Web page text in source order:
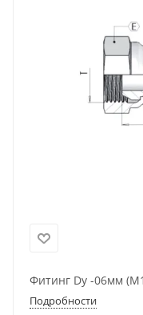
Фитинг Dу -06мм
Подробности